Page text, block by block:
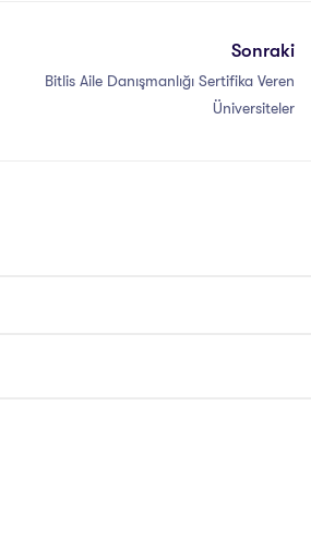
Sonraki
Bitlis Aile Danışmanlığı Sertifika Veren
Üniversiteler